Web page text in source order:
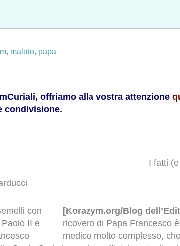
, malato, papa
offriamo alla vostra attenzione
condivisione.
I fatti
[Korazym.org/Blog
ricovero di Papa Francesco
medico molto complesso,